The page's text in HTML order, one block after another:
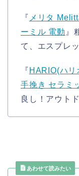
『 メリタ
ーミル 電動 』
て、エスプレ
『 HARIO(ハリ
手挽き セラミ
良し！アウト
あわせて読みたい